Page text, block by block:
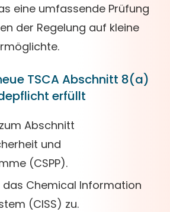
eine umfassende Prüfung
der Regelung auf kleine
TSCA Abschnitt 8(a)
erfüllt
Abschnitt
und
(CSPP).
das Chemical Information
(CISS) zu.